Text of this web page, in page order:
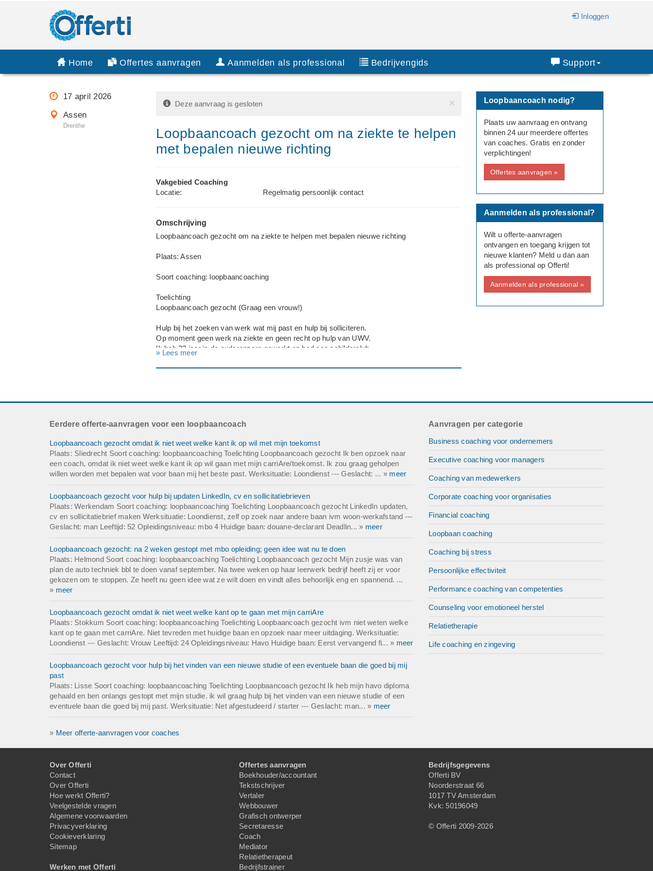
Inloggen
Home Offertes aanvragen Aanmelden als professional Bedrijvengids Support
17 april 2026
Assen
Drenthe
×
Deze aanvraag is gesloten
Loopbaancoach gezocht om na ziekte te helpen
met bepalen nieuwe richting
Vakgebied Coaching
Locatie:
Regelmatig persoonlijk contact
Omschrijving
Loopbaancoach gezocht om na ziekte te helpen met bepalen nieuwe richting
Plaats: Assen
Soort coaching: loopbaancoaching
Toelichting
Loopbaancoach gezocht (Graag een vrouw!)
Hulp bij het zoeken van werk wat mij past en hulp bij solliciteren.
Op moment geen werk na ziekte en geen recht op hulp van UWV.
Ik heb 23 jaar in de ouderenzorg gewerkt en had een schilderclub.
Dat noemen ze nu beeldend therapeut.
voor WMO-consulent gedaan maar niet helemaal afgemaakt omdat ik naar mijn gevoel de
verkeerde keuze had gemaakt met deze opleiding en het op dat moment ook niet trok.
Ik zou vanwege klachten niet meer terug in mijn oude zorgfunctie willen.
Ben ook geïnteresseerd in hele andere banen zoals administratief e.d.
Wat ik zoek is iemand die mij meer praktisch op weg helpt met betere keuze en solliciteren et
cetera. Ik vind het solliciteren na al die jaren eng en zoek steun bij wat ik moet zeggen op
Geslacht: vrouw
Leeftijd: 46
Opleidingsniveau: MBO en HBO
Huidige functie: geen
Deadline: Graag zo spoedig mogelijk
» Lees meer
Loopbaancoach nodig?
Plaats uw aanvraag en ontvang
binnen 24 uur meerdere offertes
van coaches. Gratis en zonder
verplichtingen!
Offertes aanvragen »
Aanmelden als professional?
Wilt u offerte-aanvragen
ontvangen en toegang krijgen tot
nieuwe klanten? Meld u dan aan
als professional op Offerti!
Aanmelden als professional »
Eerdere offerte-aanvragen voor een loopbaancoach
Loopbaancoach gezocht omdat ik niet weet welke kant ik op wil met mijn toekomst
Plaats: Sliedrecht Soort coaching: loopbaancoaching Toelichting Loopbaancoach gezocht Ik ben opzoek naar
een coach, omdat ik niet weet welke kant ik op wil gaan met mijn carriAre/toekomst. Ik zou graag geholpen
willen worden met bepalen wat voor baan mij het beste past. Werksituatie: Loondienst --- Geslacht: ... » meer
Loopbaancoach gezocht voor hulp bij updaten LinkedIn, cv en sollicitatiebrieven
Plaats: Werkendam Soort coaching: loopbaancoaching Toelichting Loopbaancoach gezocht LinkedIn updaten,
cv en sollicitatiebrief maken Werksituatie: Loondienst, zelf op zoek naar andere baan ivm woon-werkafstand ---
Geslacht: man Leeftijd: 52 Opleidingsniveau: mbo 4 Huidige baan: douane-declarant Deadlin... » meer
Loopbaancoach gezocht: na 2 weken gestopt met mbo opleiding; geen idee wat nu te doen
Plaats: Helmond Soort coaching: loopbaancoaching Toelichting Loopbaancoach gezocht Mijn zusje was van
plan de auto techniek bbl te doen vanaf september. Na twee weken op haar leerwerk bedrijf heeft zij er voor
gekozen om te stoppen. Ze heeft nu geen idee wat ze wilt doen en vindt alles behoorlijk eng en spannend. ...
» meer
Loopbaancoach gezocht omdat ik niet weet welke kant op te gaan met mijn carriAre
Plaats: Stokkum Soort coaching: loopbaancoaching Toelichting Loopbaancoach gezocht ivm niet weten welke
kant op te gaan met carriAre. Niet tevreden met huidige baan en opzoek naar meer uitdaging. Werksituatie:
Loondienst --- Geslacht: Vrouw Leeftijd: 24 Opleidingsniveau: Havo Huidige baan: Eerst vervangend fi... » meer
Loopbaancoach gezocht voor hulp bij het vinden van een nieuwe studie of een eventuele baan die goed bij mij
past
Plaats: Lisse Soort coaching: loopbaancoaching Toelichting Loopbaancoach gezocht Ik heb mijn havo diploma
gehaald en ben onlangs gestopt met mijn studie. ik wil graag hulp bij het vinden van een nieuwe studie of een
eventuele baan die goed bij mij past. Werksituatie: Net afgestudeerd / starter --- Geslacht: man... » meer
» Meer offerte-aanvragen voor coaches
Aanvragen per categorie
Business coaching voor ondernemers
Executive coaching voor managers
Coaching van medewerkers
Corporate coaching voor organisaties
Financial coaching
Loopbaan coaching
Coaching bij stress
Persoonlijke effectiviteit
Performance coaching van competenties
Counseling voor emotioneel herstel
Relatietherapie
Life coaching en zingeving
Over Offerti
Contact
Over Offerti
Hoe werkt Offerti?
Veelgestelde vragen
Algemene voorwaarden
Privacyverklaring
Cookieverklaring
Sitemap
Werken met Offerti
Offertes aanvragen
Boekhouder/accountant
Tekstschrijver
Vertaler
Webbouwer
Grafisch ontwerper
Secretaresse
Coach
Mediator
Relatietherapeut
Bedrijfstrainer
Bedrijfsgegevens
Offerti BV
Noorderstraat 66
1017 TV Amsterdam
Kvk: 50196049
© Offerti 2009-2026